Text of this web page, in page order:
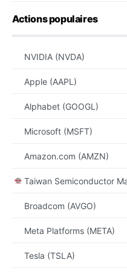
Actions populaires
NVIDIA (NVDA)
Apple (AAPL)
Alphabet (GOOGL)
Microsoft (MSFT)
Amazon.com (AMZN)
Taiwan Semiconductor
Broadcom (AVGO)
Meta Platforms (META)
Tesla (TSLA)